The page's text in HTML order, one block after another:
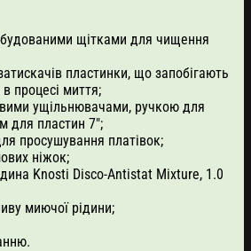
щітками для чищення
пластинки, що запобігають
процесі миття;
ущільнювачами, ручкою для
для пластин 7″;
просушування платівок;
ніжок;
Knosti Disco-Antistat Mixture, 1.0
миючої рідини;